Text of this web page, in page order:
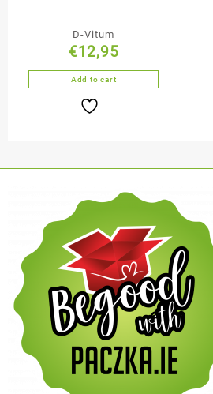
D-Vitum
€12,95
Add to cart